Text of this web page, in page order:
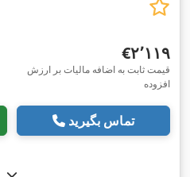
‎€۲٬۱۱۹
قیمت ثابت به اضافه مالیات بر ارزش
افزوده
تماس بگیرید